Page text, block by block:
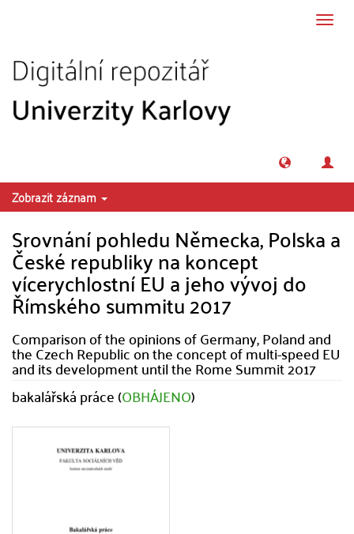
Zobrazit záznam
Srovnání pohledu Německa, Polska a
České republiky na koncept
vícerychlostní EU a jeho vývoj do
Římského summitu 2017
Comparison of the opinions of Germany, Poland and
the Czech Republic on the concept of multi-speed EU
and its development until the Rome Summit 2017
bakalářská práce (OBHÁJENO)